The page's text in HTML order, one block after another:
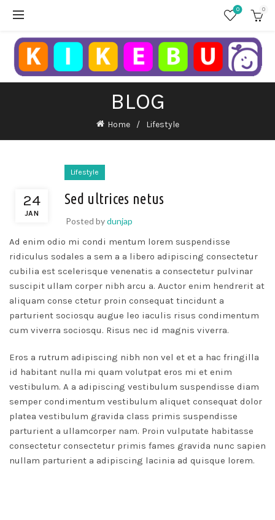
0 0
BLOG
Home Lifestyle
24
JAN
Lifestyle
Sed ultrices netus
Posted bydunjap
Ad enim odio mi condi mentum lorem suspendisse
ridiculus sodales a sem a a libero adipiscing consectetur
cubilia est scelerisque venenatis a consectetur pulvinar
suscipit ullam corper nibh arcu a. Auctor enim hendrerit at
aliquam conse ctetur proin consequat tincidunt a
parturient sociosqu augue leo iaculis risus condimentum
cum viverra sociosqu. Risus nec id magnis viverra.
Eros a rutrum adipiscing nibh non vel et et a hac fringilla
id habitant nulla mi quam volutpat eros mi et enim
vestibulum. A a adipiscing vestibulum suspendisse diam
semper condimentum vestibulum aliquet consequat dolor
platea vestibulum gravida class primis suspendisse
parturient a ullamcorper nam. Proin vulputate habitasse
consectetur consectetur primis fames gravida nunc sapien
nullam parturient a adipiscing lacinia ad quisque lorem.